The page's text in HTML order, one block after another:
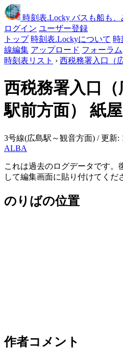
時刻表.Locky バスも船も
ログイン ユーザー登録
トップ 時刻表.Lockyについて 時
線編集 アップロード フォーラム
時刻表リスト › 西税務署入口（
西税務署入口（
駅前方面） 紙
3号線(広島駅～観音方面) / 更新:
ALBA
これは過去のログデータです。
して編集画面に貼り付けてくだ
のりばの位置
作者コメント